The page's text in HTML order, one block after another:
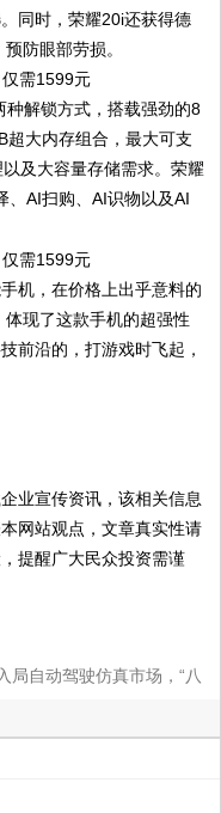
同时，荣耀20i还获得德
防眼部劳损。
种解锁方式，搭载强劲的8
超大内存组合，最大可支
及大容量存储需求。荣耀
、AI扫购、AI识物以及AI
机，在价格上出乎意料的
现了这款手机的超强性
前沿的，打游戏时飞起，
业宣传资讯，该相关信息
网站观点，文章真实性请
提醒广大民众投资需谨
局自动驾驶仿真市场，“八